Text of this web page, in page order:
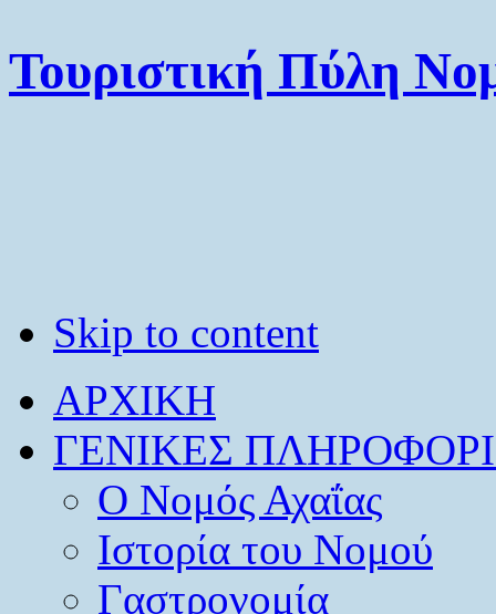
Τουριστική Πύλη
Skip to content
ΑΡΧΙΚΗ
ΓΕΝΙΚΕΣ
O Νομός Αχαΐας
Ιστορία του Νομού
Γαστρονομία